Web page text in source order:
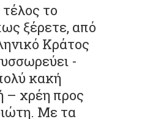
το
ξέρετε, από
Κράτος
-
κακή
– χρέη προς
Με τα